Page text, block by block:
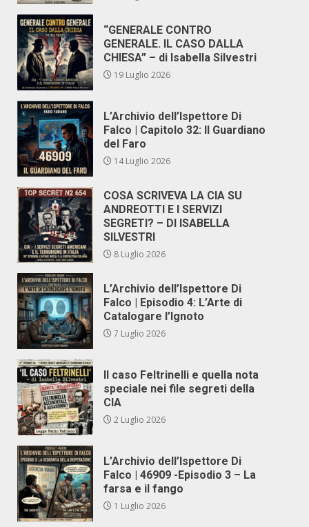
“GENERALE CONTRO
GENERALE. IL CASO DALLA
CHIESA” – di Isabella Silvestri
19 Luglio 2026
L’Archivio dell’Ispettore Di
Falco | Capitolo 32: Il Guardiano
del Faro
14 Luglio 2026
COSA SCRIVEVA LA CIA SU
ANDREOTTI E I SERVIZI
SEGRETI? – DI ISABELLA
SILVESTRI
8 Luglio 2026
L’Archivio dell’Ispettore Di
Falco | Episodio 4: L’Arte di
Catalogare l’Ignoto
7 Luglio 2026
Il caso Feltrinelli e quella nota
speciale nei file segreti della
CIA
2 Luglio 2026
L’Archivio dell’Ispettore Di
Falco | 46909 -Episodio 3 – La
farsa e il fango
1 Luglio 2026